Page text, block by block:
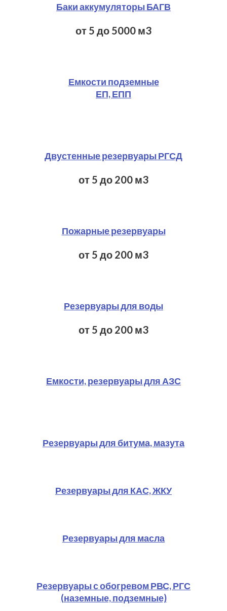
Баки аккумуляторы БАГВ
от 5 до 5000 м3​
Емкости подземные
ЕП, ЕПП
Двустенные резервуары РГСД
от 5 до 200 м3
Пожарные резервуары
от 5 до 200 м3
Резервуары для воды
от 5 до 200 м3
Емкости, резервуары для АЗС
Резервуары для битума, мазута
Резервуары для КАС, ЖКУ
Резервуары для масла
Резервуары с обогревом РВС, РГС
(наземные, подземные)